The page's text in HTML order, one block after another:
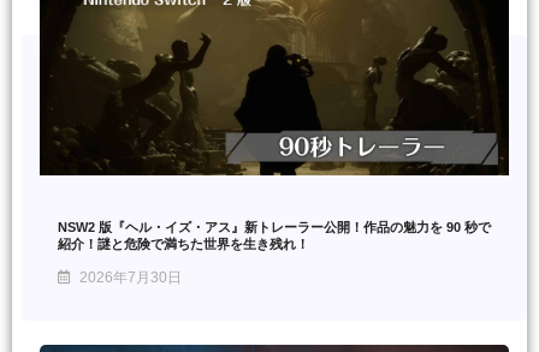
NSW2 版『ヘル・イズ・アス』新トレーラー公開！作品の魅力を 90 秒で
紹介！謎と危険で満ちた世界を生き残れ！
2026年7月30日